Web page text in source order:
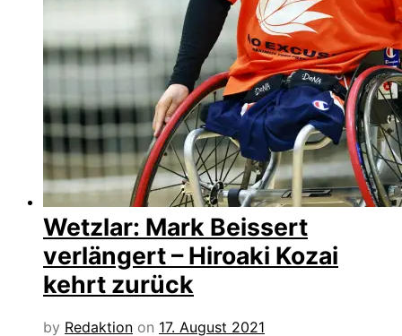
Wetzlar: Mark Beissert
verlängert – Hiroaki Kozai
kehrt zurück
by Redaktion on 17. August 2021